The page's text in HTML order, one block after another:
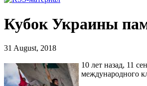
Кубок Украины
31 August, 2018
10 лет назад, 11
международного